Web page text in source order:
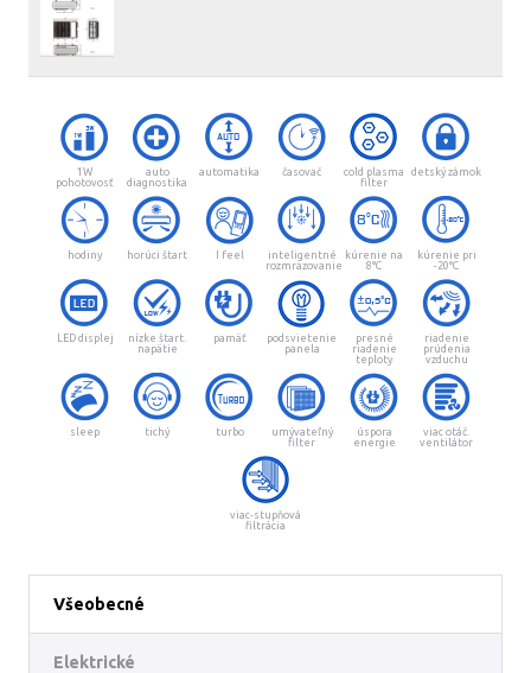
1W
pohotovosť
auto
diagnostika
automatika časovač
cold plasma
filter
detský zámok
hodiny horúci štart I feel
inteligentné
rozmrazovanie
kúrenie na
8°C
kúrenie pri
-20°C
LED displej
nízke štart.
napätie
pamäť
podsvietenie
panela
presné
riadenie
teploty
riadenie
prúdenia
vzduchu
sleep tichý turbo
umývateľný
filter
úspora
energie
viac otáč.
ventilátor
viac-stupňová
filtrácia
Všeobecné
Elektrické